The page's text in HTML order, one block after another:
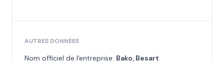
AUTRES DONNÉES
Nom officiel de l'entreprise: Bako, Besart